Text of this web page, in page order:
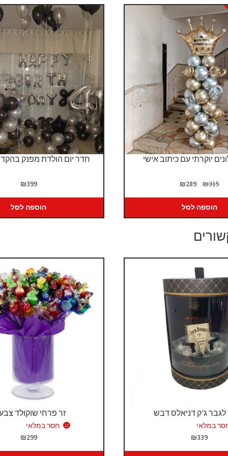
יוקרתי עם כיתוב אישי
₪315
המחיר
היה:
₪315.
₪289
₪289.
הוספה לסל
חדר יום הולדת מפנק
₪399
הוספה לסל
לגבר ג'ק דניאלס דבש
במלאי
₪339
זר פרחי שוקולד
חסר במלאי
₪299